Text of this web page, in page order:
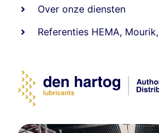
Over onze diensten
Referenties HEMA, Mourik,